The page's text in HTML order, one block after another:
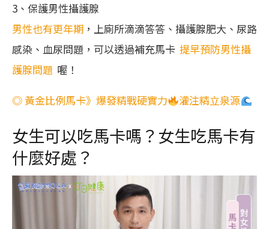
3、保護男性攝護腺
男性也有更年期 ，上廁所滴滴答答、攝護腺肥大、尿路
感染、血尿問題，可以透過補充馬卡 提早預防男性攝
護腺問題 喔！
◎ 黃金比例馬卡》爆發精戰硬實力 灌注精立泉源
女生可以吃馬卡嗎？女生吃馬卡有
什麼好處？